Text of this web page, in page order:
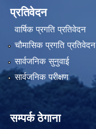
प्रतिवेदन
वार्षिक प्रगति प्रतिवेदन
चौमासिक प्रगति प्रतिवेदन
सार्वजनिक सुनुवाई
सार्वजनिक परीक्षण
सम्पर्क ठेगाना